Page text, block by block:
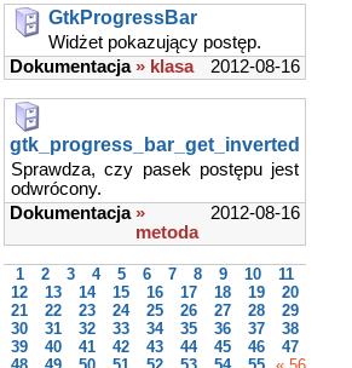
GtkProgressBar
Widżet pokazujący postęp.
2012-08-16
Dokumentacja » klasa
gtk_progress_bar_get_inverted
Sprawdza, czy pasek postępu jest
odwrócony.
2012-08-16
Dokumentacja »
metoda
1 2 3 4 5 6 7 8 9 10
11
12
13 14 15 16 17 18 19
20
21
22 23 24 25 26 27 28
29
30
31 32 33 34 35 36 37
38
39
40 41 42 43 44 45 46
47